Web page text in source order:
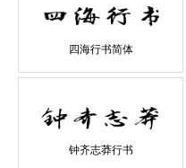
四海行书简体
钟齐志莽行书